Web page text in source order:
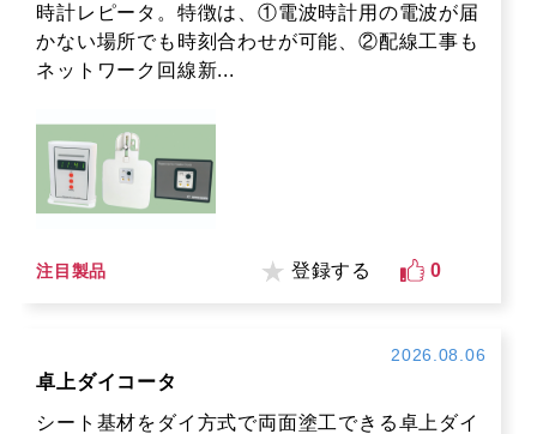
時計レピータ。特徴は、①電波時計用の電波が届
かない場所でも時刻合わせが可能、②配線工事も
ネットワーク回線新...
注目製品 登録する 0
2026.08.06
卓上ダイコータ
シート基材をダイ方式で両面塗工できる卓上ダイ